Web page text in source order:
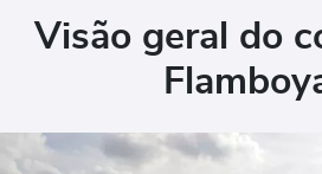
Visão geral do